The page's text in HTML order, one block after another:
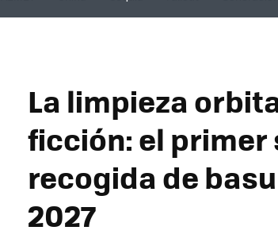
La limpieza
ficción: el
recogida de
2027